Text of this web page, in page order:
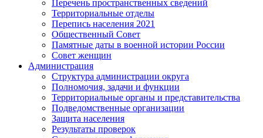
Перечень пространственных сведений
Территориальные отделы
Перепись населения 2021
Общественный Совет
Памятные даты в военной истории России
Совет женщин
Администрация
Структура администрации округа
Полномочия, задачи и функции
Территориальные органы и представительства
Подведомственные организации
Защита населения
Результаты проверок